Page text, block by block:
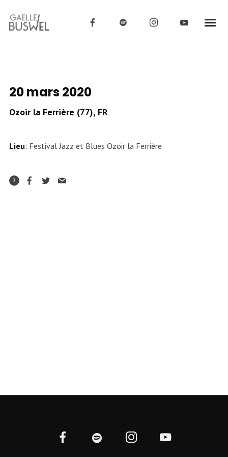
20 mars 2020
Ozoir la Ferrière (77), FR
Lieu: Festival Jazz et Blues Ozoir la Ferrière
3